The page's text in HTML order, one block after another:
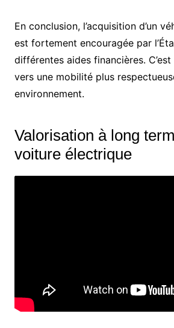
En conclusion, l’acquisition d’un
est fortement encouragée par
différentes aides financières.
vers une mobilité plus
environnement.
Valorisation à long
voiture électrique